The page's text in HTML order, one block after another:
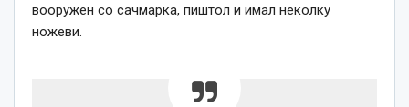
вооружен со сачмарка, пиштол и имал неколку
ножеви.